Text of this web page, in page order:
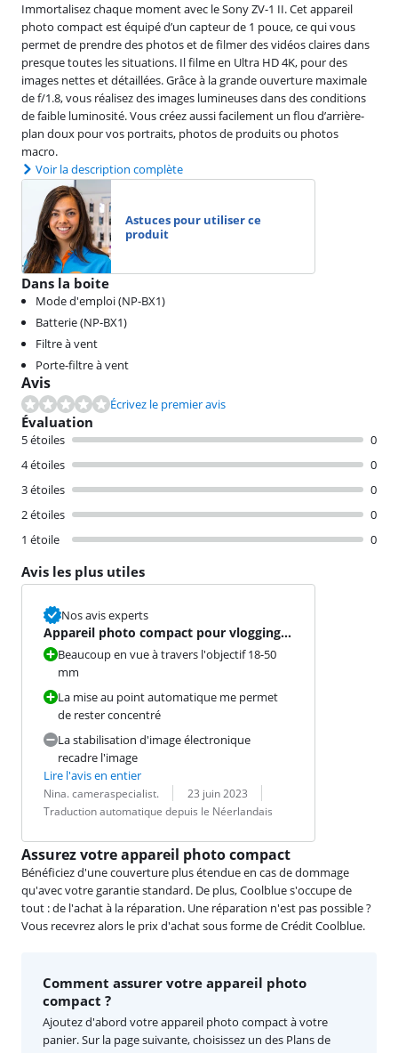
Immortalisez chaque moment avec le Sony ZV-1 II. Cet appareil
photo compact est équipé d’un capteur de 1 pouce, ce qui vous
permet de prendre des photos et de filmer des vidéos claires dans
presque toutes les situations. Il filme en Ultra HD 4K, pour des
images nettes et détaillées. Grâce à la grande ouverture maximale
de f/1.8, vous réalisez des images lumineuses dans des conditions
de faible luminosité. Vous créez aussi facilement un flou d’arrière-
plan doux pour vos portraits, photos de produits ou photos
macro.
Voir la description complète
Astuces pour utiliser ce
produit
Dans la boite
Mode d'emploi (NP-BX1)
Batterie (NP-BX1)
Filtre à vent
Porte-filtre à vent
Avis
Écrivez le premier avis
Évaluation
5 étoiles
0
4 étoiles
0
3 étoiles
0
2 étoiles
0
1 étoile
0
Avis les plus utiles
Nos avis experts
Appareil photo compact pour vlogging
en vacances
Beaucoup en vue à travers l'objectif 18-50
mm
La mise au point automatique me permet
de rester concentré
La stabilisation d'image électronique
recadre l'image
Lire l'avis en entier
Évaluation par :
Nina. cameraspecialist.
Date : 23 juin 2023
Traduction :
Traduction automatique depuis le Néerlandais
Assurez votre appareil photo compact
Bénéficiez d'une couverture plus étendue en cas de dommage
qu'avec votre garantie standard. De plus, Coolblue s'occupe de
tout : de l'achat à la réparation. Une réparation n'est pas possible ?
Vous recevrez alors le prix d'achat sous forme de Crédit Coolblue.
Comment assurer votre appareil photo
compact ?
Ajoutez d'abord votre appareil photo compact à votre
panier. Sur la page suivante, choisissez un des Plans de